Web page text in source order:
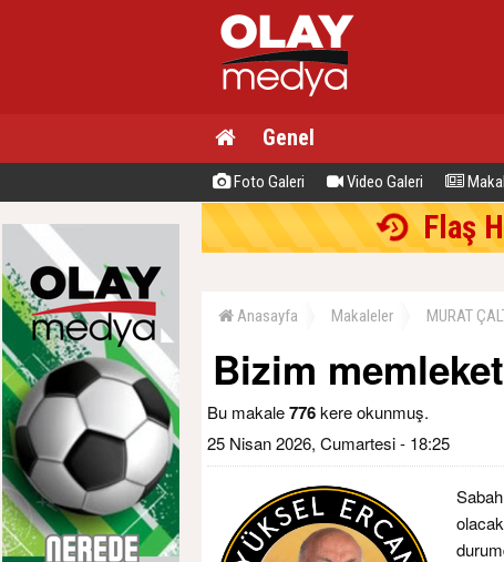
Genel
Foto Galeri Video Galeri
Flaş
Anasayfa Makaleler MURAT
Bizim memleket
Bu makale776kere okunmuş.
25 Nisan 2026, Cumartesi - 18:25